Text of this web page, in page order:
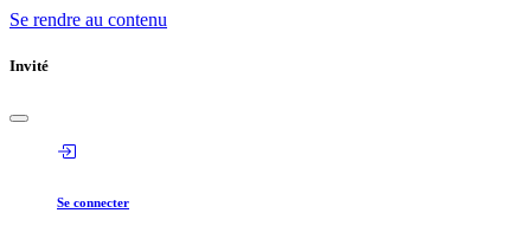
Se rendre au contenu
Invité
Se connecter